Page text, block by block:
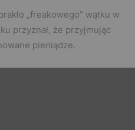
„freakowego” wątku w
przyznał, że przyjmując
pieniądze.